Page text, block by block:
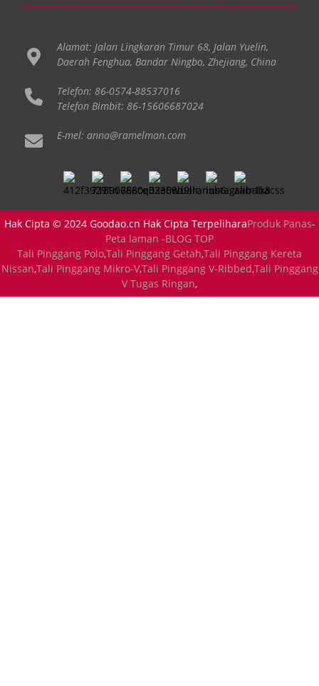
Alamat: Jalan Lingkaran Timur 68, Jalan Yuelin,
Daerah Fenghua, Bandar Ningbo, Zhejiang, China
Telefon: 86-0574-88537016
Telefon Bimbit: 86-15606687024
E-mel: anna@ramelman.com
Hak Cipta © 2024 Goodao.cn Hak Cipta TerpeliharaProduk Panas-
Peta laman -BLOG TOP
Tali Pinggang Polo,Tali Pinggang Getah,Tali Pinggang Kereta
Nissan,Tali Pinggang Mikro-V,Tali Pinggang V-Ribbed,Tali Pinggang
V Tugas Ringan,